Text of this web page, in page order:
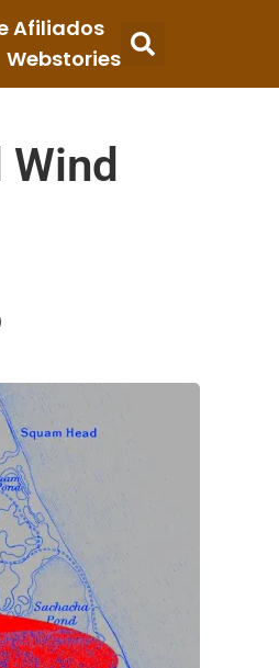
Afiliados
Webstories